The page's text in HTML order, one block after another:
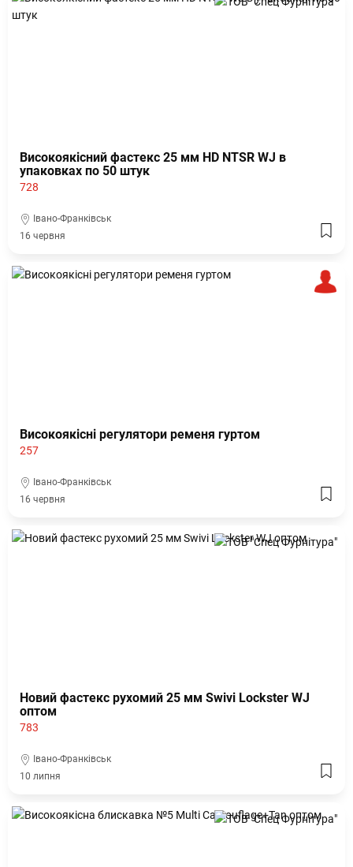
Високоякісний фастекс 25 мм HD NTSR WJ в
упаковках по 50 штук
728
Івано-Франківськ
16 червня
Високоякісні регулятори ременя гуртом
257
Івано-Франківськ
16 червня
Новий фастекс рухомий 25 мм Swivi Lockster WJ
оптом
783
Івано-Франківськ
10 липня